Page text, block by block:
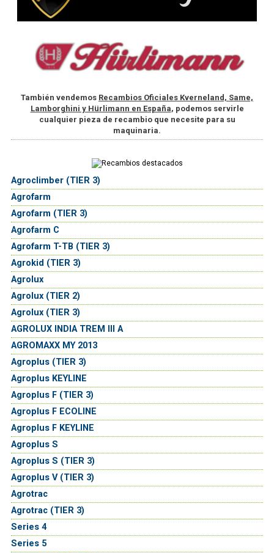
También vendemos Recambios Oficiales Kverneland, Same,
Lamborghini y Hürlimann en España, podemos servirle
cualquier pieza de recambio que necesite para su
maquinaria.
Agroclimber (TIER 3)
Agrofarm
Agrofarm (TIER 3)
Agrofarm C
Agrofarm T-TB (TIER 3)
Agrokid (TIER 3)
Agrolux
Agrolux (TIER 2)
Agrolux (TIER 3)
AGROLUX INDIA TREM III A
AGROMAXX MY 2013
Agroplus (TIER 3)
Agroplus KEYLINE
Agroplus F (TIER 3)
Agroplus F ECOLINE
Agroplus F KEYLINE
Agroplus S
Agroplus S (TIER 3)
Agroplus V (TIER 3)
Agrotrac
Agrotrac (TIER 3)
Series 4
Series 5